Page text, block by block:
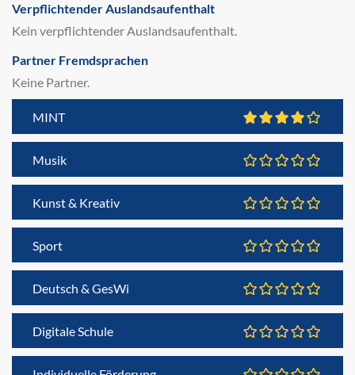
Verpflichtender Auslandsaufenthalt
Kein verpflichtender Auslandsaufenthalt.
Partner Fremdsprachen
Keine Partner.
MINT
Musik
Kunst & Kreativ
Sport
Deutsch & GesWi
Digitale Schule